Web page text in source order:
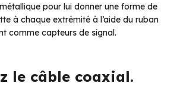
pour lui donner une forme de
à chaque extrémité à l’aide du ruban
comme capteurs de signal.
le câble coaxial.